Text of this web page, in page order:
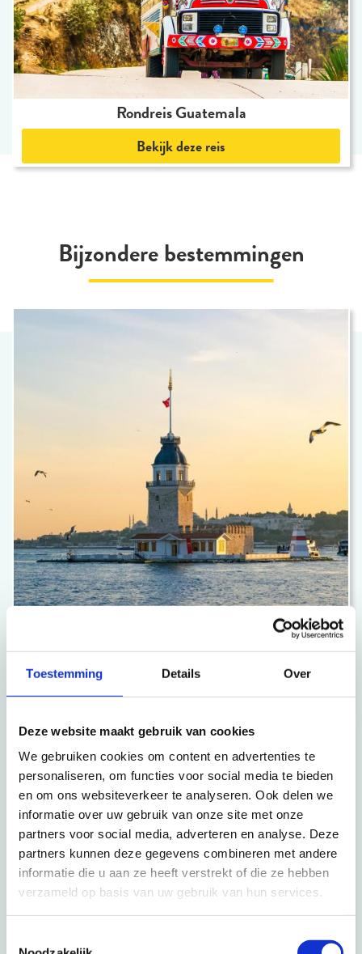
Toestemming Details Over
Deze website maakt gebruik van cookies
We gebruiken cookies om content en advertenties te
personaliseren, om functies voor social media te bieden
en om ons websiteverkeer te analyseren. Ook delen we
informatie over uw gebruik van onze site met onze
partners voor social media, adverteren en analyse. Deze
partners kunnen deze gegevens combineren met andere
informatie die u aan ze heeft verstrekt of die ze hebben
verzameld op basis van uw gebruik van hun services.
Rondreis Guatemala
Bekijk deze reis
Bijzondere bestemmingen
Turkije
Land vol (Bijbelse) geschiedenis